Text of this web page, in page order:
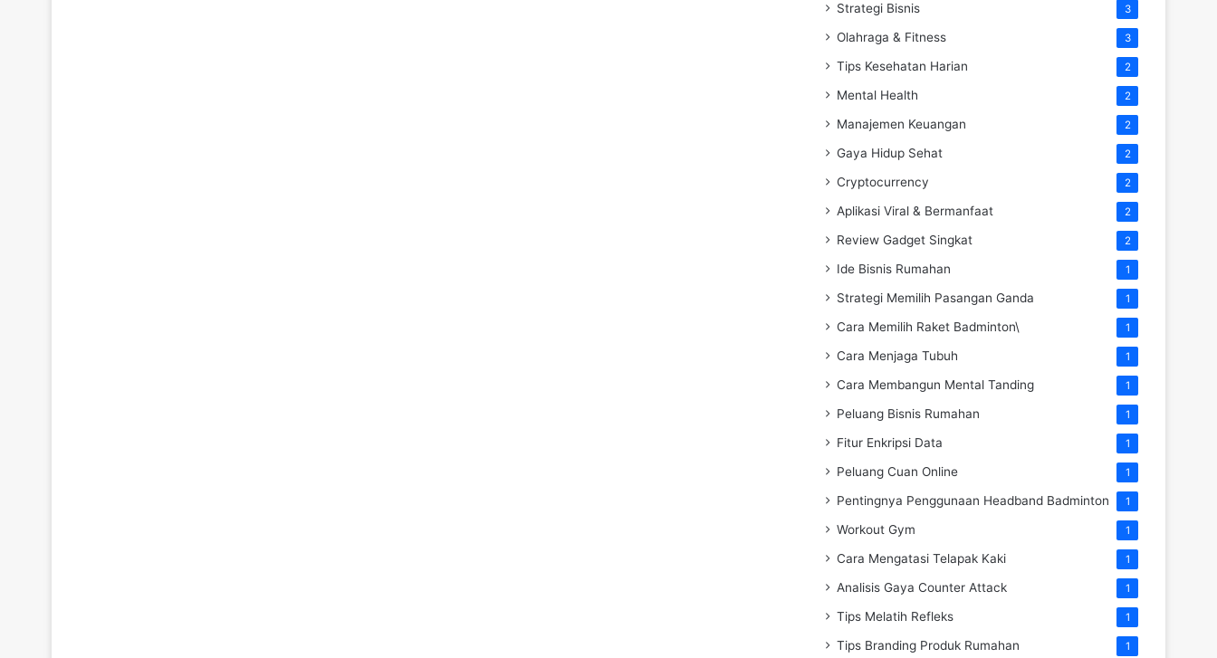
Strategi Bisnis 3
Olahraga & Fitness 3
Tips Kesehatan Harian 2
Mental Health 2
Manajemen Keuangan 2
Gaya Hidup Sehat 2
Cryptocurrency 2
Aplikasi Viral & Bermanfaat 2
Review Gadget Singkat 2
Ide Bisnis Rumahan 1
Strategi Memilih Pasangan Ganda 1
Cara Memilih Raket Badminton\ 1
Cara Menjaga Tubuh 1
Cara Membangun Mental Tanding 1
Peluang Bisnis Rumahan 1
Fitur Enkripsi Data 1
Peluang Cuan Online 1
Pentingnya Penggunaan Headband Badminton 1
Workout Gym 1
Cara Mengatasi Telapak Kaki 1
Analisis Gaya Counter Attack 1
Tips Melatih Refleks 1
Tips Branding Produk Rumahan 1